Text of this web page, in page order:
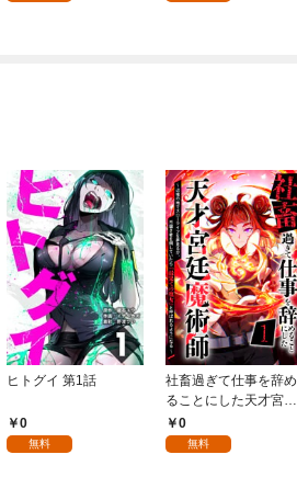
ヒトグイ 第1話
0
無料
社畜過ぎて仕事を辞め
ることにした天才宮廷
魔術師～辺境の地でス
ローライフを夢見る
0
無料